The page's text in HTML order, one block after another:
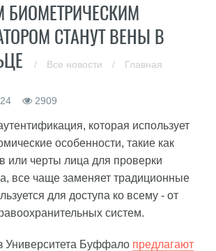
СТАНУТ ВЕНЫ В
/ Все новости / Главная
2909
которая использует
особенности, такие как
или черты лица для проверки
все чаще заменяет традиционные
для доступа ко всему - от
систем.
Университета Буффало предлагают